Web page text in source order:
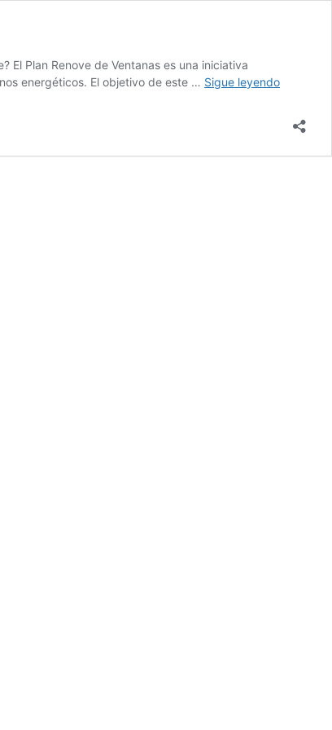
El Plan Renove de Ventanas es una iniciativa
energéticos. El objetivo de este … Sigue leyendoPlan
Ventanas